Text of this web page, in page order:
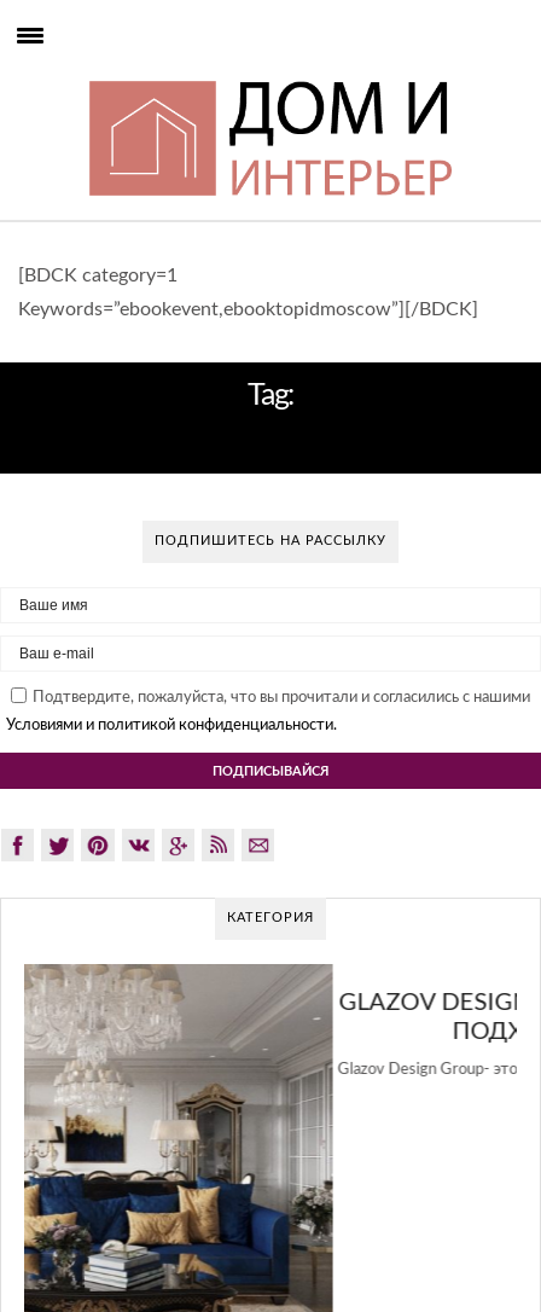
[BDCK category=1
Keywords=”ebookevent,ebooktopidmoscow”][/BDCK]
Tag:
ПОДПИШИТЕСЬ НА РАССЫЛКУ
Подтвердите, пожалуйста, что вы прочитали и согласились с нашими
Условиями и политикой конфиденциальности.
КАТЕГОРИЯ